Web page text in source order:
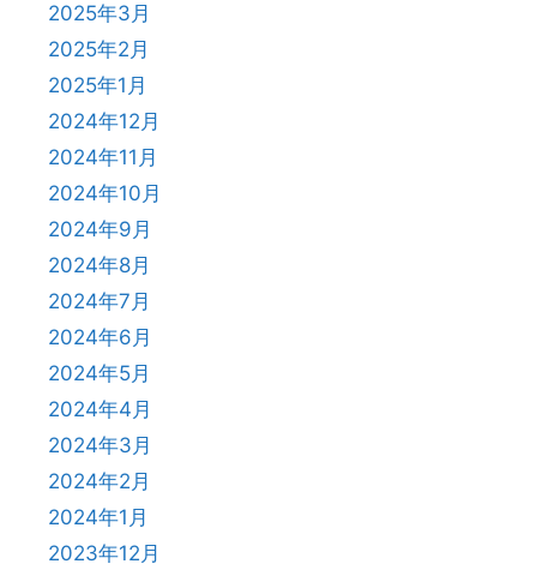
2025年3月
2025年2月
2025年1月
2024年12月
2024年11月
2024年10月
2024年9月
2024年8月
2024年7月
2024年6月
2024年5月
2024年4月
2024年3月
2024年2月
2024年1月
2023年12月